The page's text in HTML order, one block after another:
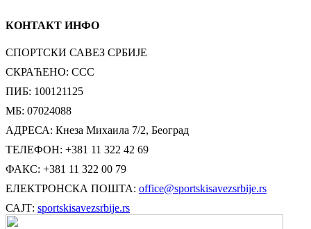
КОНТАКТ ИНФО
СПОРТСКИ САВЕЗ СРБИЈЕ
СКРАЋЕНО: ССС
ПИБ: 100121125
МБ: 07024088
АДРЕСА: Кнеза Михаила 7/2, Београд
ТЕЛЕФОН: +381 11 322 42 69
ФАКС: +381 11 322 00 79
ЕЛЕКТРОНСКА ПОШТА: office@sportskisavezsrbije.rs
САЈТ: sportskisavezsrbije.rs